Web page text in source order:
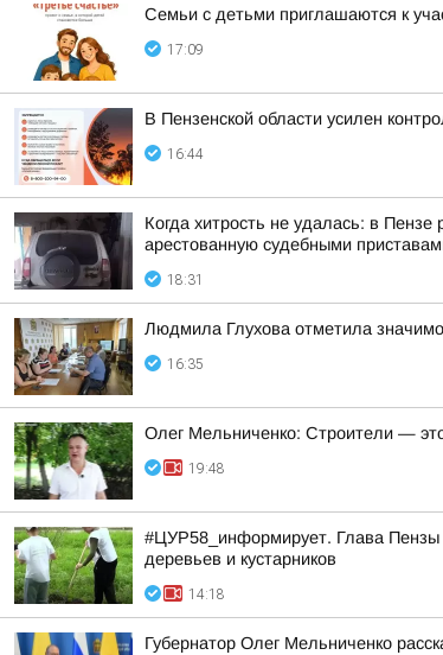
Семьи с детьми приглашаются к
17:09
В Пензенской области усилен
16:44
Когда хитрость не удалась: в
арестованную судебными
18:31
Людмила Глухова отметила
16:35
Олег Мельниченко: Строители —
19:48
#ЦУР58_информирует. Глава Пензы
деревьев и кустарников
14:18
Губернатор Олег Мельниченко